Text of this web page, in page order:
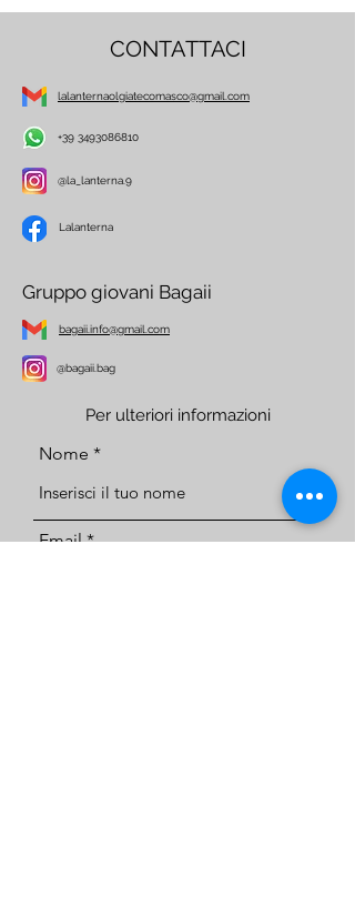
CONTATTACI
lalanternaolgiatecomasco@gmail.com
+39 3493086810
@la_lanterna.9
Lalanterna
Gruppo giovani Bagaii
bagaii.info@gmail.com
@bagaii.bag
Per ulteriori informazioni
Nome
Email